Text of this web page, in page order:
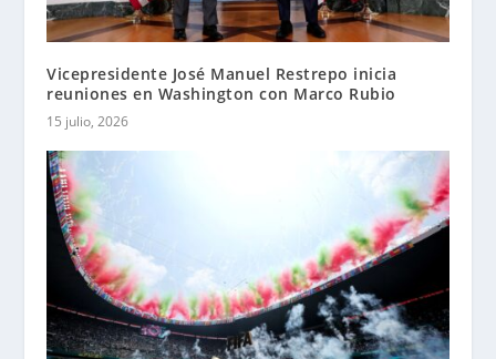
Vicepresidente José Manuel Restrepo inicia
reuniones en Washington con Marco Rubio
15 julio, 2026